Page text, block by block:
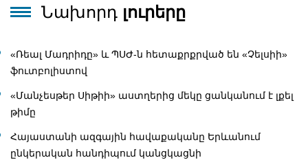
Նախորդ լուրերը
«Ռեալ Մադրիդը» և ՊՍԺ-ն հետաքրքրված են «Չելսիի»
ֆուտբոլիստով
«Մանչեսթեր Սիթիի» աստղերից մեկը ցանկանում է լքել
թիմը
Հայաստանի ազգային հավաքականը Երևանում
ընկերական հանդիպում կանցկացնի